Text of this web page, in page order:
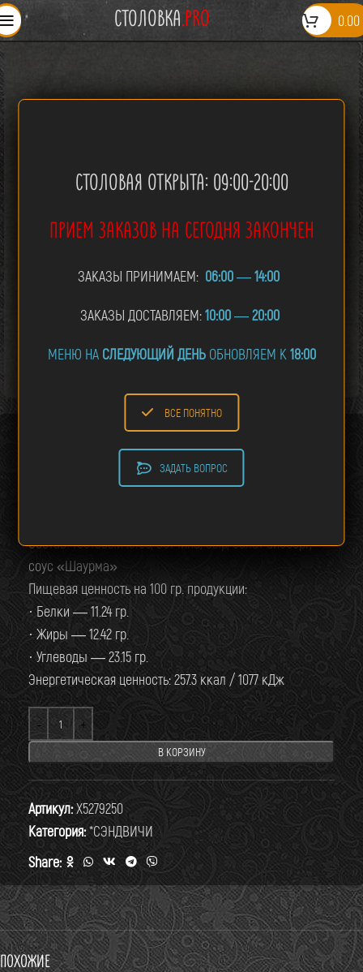
СТОЛОВКА.PRO 0.00
СЭНДВИЧ С ВЕТЧИНОЙ И СЫРОМ
Состав: тостовый хлеб, ветчина, сыр, салат айсберг,
соус «Шаурма»
Пищевая ценность на 100 гр. продукции:
· Белки — 11.24 гр.
· Жиры — 12.42 гр.
· Углеводы — 23.15 гр.
Энергетическая ценность: 257.3 ккал / 1077 кДж
В КОРЗИНУ
Артикул:X5279250
Категория:*СЭНДВИЧИ
Share:
Похожие
СТОЛОВАЯ ОТКРЫТА: 09:00-20:00
ПРИЕМ ЗАКАЗОВ НА СЕГОДНЯ ЗАКОНЧЕН
ЗАКАЗЫ ПРИНИМАЕМ: 06:00—14:00
ЗАКАЗЫ ДОСТАВЛЯЕМ:10:00—20:00
МЕНЮ НА СЛЕДУЮЩИЙ ДЕНЬ ОБНОВЛЯЕМ К 18:00
ВСЕ ПОНЯТНО
ЗАДАТЬ ВОПРОС